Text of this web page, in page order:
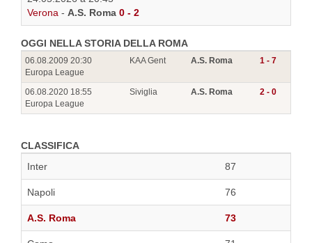
Verona - A.S. Roma 0 - 2
OGGI NELLA STORIA DELLA ROMA
06.08.2009 20:30
Europa League
KAA Gent A.S. Roma 1 - 7
06.08.2020 18:55
Europa League
Siviglia A.S. Roma 2 - 0
CLASSIFICA
Inter
87
Napoli 76
A.S. Roma 73